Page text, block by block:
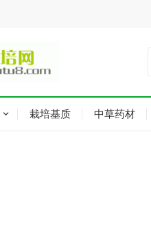
栽培基质 中草药材